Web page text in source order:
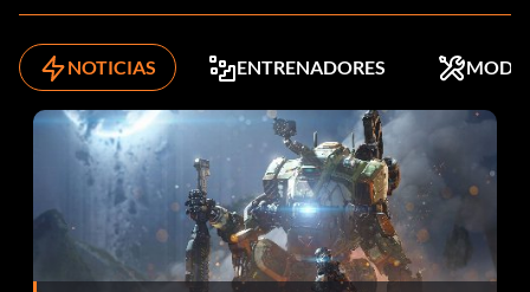
NOTICIAS ENTRENADORES MODS